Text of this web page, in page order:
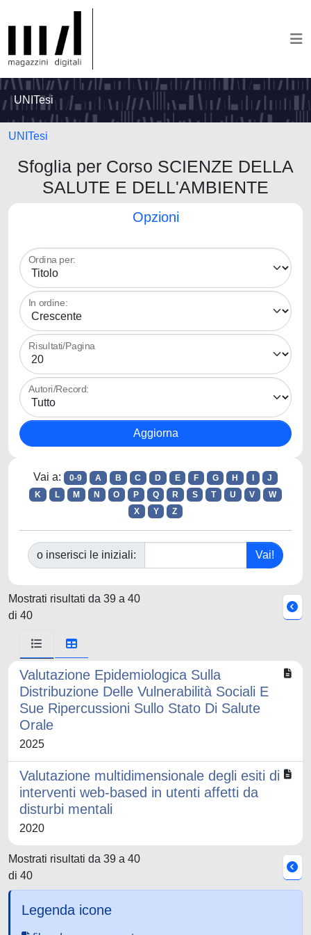
UNITesi
UNITesi
Sfoglia per Corso SCIENZE DELLA
SALUTE E DELL'AMBIENTE
Opzioni
Ordina per:
In ordine:
Risultati/Pagina
Autori/Record:
Vai a: 0-9 A B C D E F G H
J
K
L M N O P Q R S T U V
W
X
Y Z
o inserisci le iniziali:
Mostrati risultati da 39 a 40
di 40
Valutazione Epidemiologica Sulla
Distribuzione Delle Vulnerabilità Sociali E
Sue Ripercussioni Sullo Stato Di Salute
Orale
2025
Valutazione multidimensionale degli esiti di
interventi web-based in utenti affetti da
disturbi mentali
2020
Mostrati risultati da 39 a 40
di 40
Legenda icone